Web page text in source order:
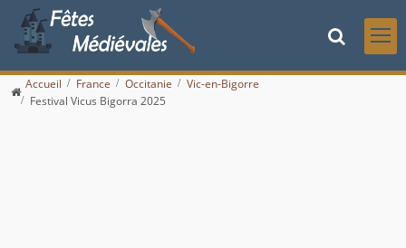
Accueil France Occitanie
Vic-en-Bigorre
Festival Vicus Bigorra 2025